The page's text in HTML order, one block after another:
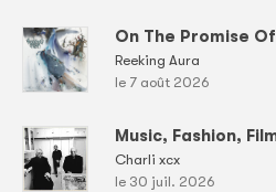
On The Promise
Reeking Aura
le 7 août 2026
Music, Fashion,
Charli xcx
le 30 juil. 2026